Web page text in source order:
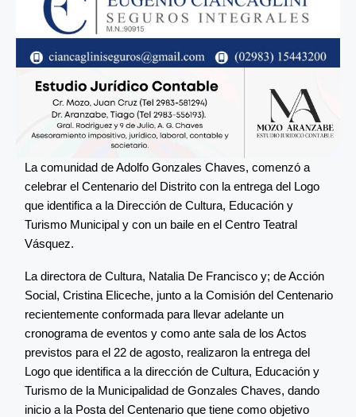
La comunidad de Adolfo Gonzales Chaves, comenzó a
celebrar el Centenario del Distrito con la entrega del Logo
que identifica a la Dirección de Cultura, Educación y
Turismo Municipal y con un baile en el Centro Teatral
Vásquez.
La directora de Cultura, Natalia De Francisco y; de Acción
Social, Cristina Eliceche, junto a la Comisión del Centenario
recientemente conformada para llevar adelante un
cronograma de eventos y como ante sala de los Actos
previstos para el 22 de agosto, realizaron la entrega del
Logo que identifica a la dirección de Cultura, Educación y
Turismo de la Municipalidad de Gonzales Chaves, dando
inicio a la Posta del Centenario que tiene como objetivo